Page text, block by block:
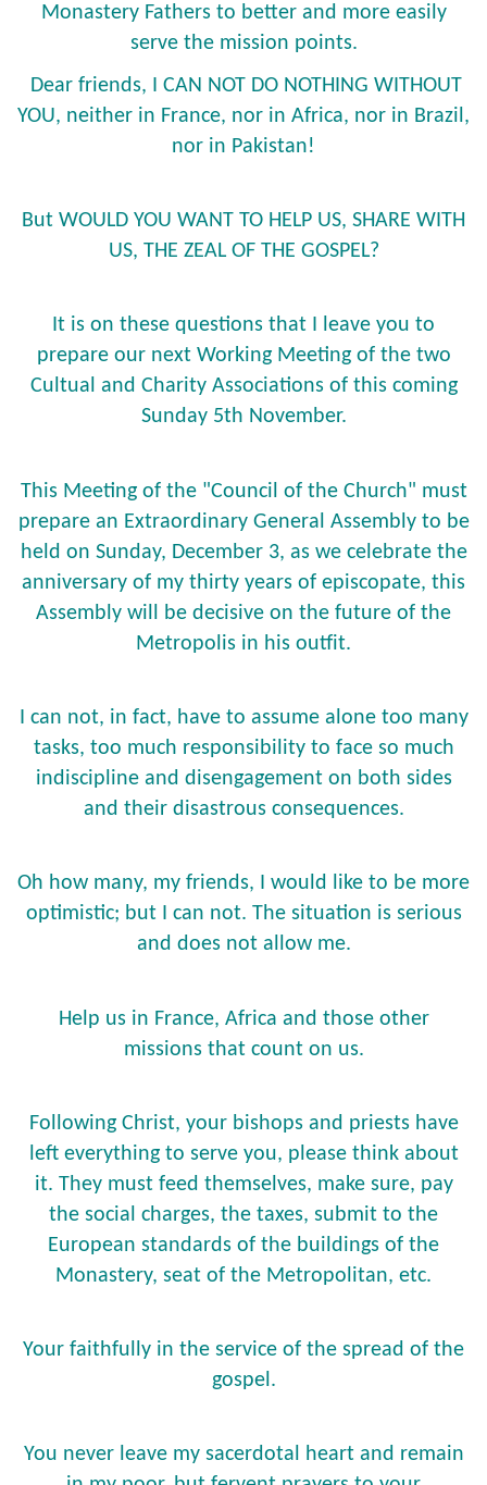
Monastery Fathers to better and more easily
serve the mission points.
Dear friends, I CAN NOT DO NOTHING WITHOUT
YOU, neither in France, nor in Africa, nor in Brazil,
nor in Pakistan!
But WOULD YOU WANT TO HELP US, SHARE WITH
US, THE ZEAL OF THE GOSPEL?
It is on these questions that I leave you to
prepare our next Working Meeting of the two
Cultual and Charity Associations of this coming
Sunday 5th November.
This Meeting of the "Council of the Church" must
prepare an Extraordinary General Assembly to be
held on Sunday, December 3, as we celebrate the
anniversary of my thirty years of episcopate, this
Assembly will be decisive on the future of the
Metropolis in his outfit.
I can not, in fact, have to assume alone too many
tasks, too much responsibility to face so much
indiscipline and disengagement on both sides
and their disastrous consequences.
Oh how many, my friends, I would like to be more
optimistic; but I can not. The situation is serious
and does not allow me.
Help us in France, Africa and those other
missions that count on us.
Following Christ, your bishops and priests have
left everything to serve you, please think about
it. They must feed themselves, make sure, pay
the social charges, the taxes, submit to the
European standards of the buildings of the
Monastery, seat of the Metropolitan, etc.
Your faithfully in the service of the spread of the
gospel.
You never leave my sacerdotal heart and remain